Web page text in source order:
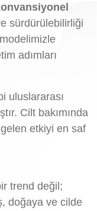
sürdürülebilirliği
adımları
uluslararası
Cilt bakımında
etkiyi en saf
trend değil;
doğaya ve cilde